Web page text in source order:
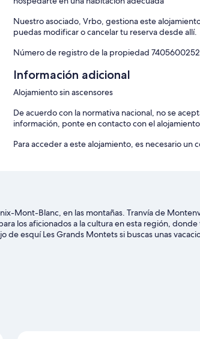
Nuestro asociado, Vrbo, gestiona este
puedas modificar o cancelar tu reserva desde allí.
Número de registro de la propiedad
Información adicional
Alojamiento sin ascensores
De acuerdo con la normativa nacional, no se
información, ponte en contacto con el
Para acceder a este alojamiento, es necesario un
Mont-Blanc, en las montañas. Tranvía de
los aficionados a la cultura en esta región,
de esquí Les Grands Montets si buscas unas
también merecen la pena. Aprovecha que la